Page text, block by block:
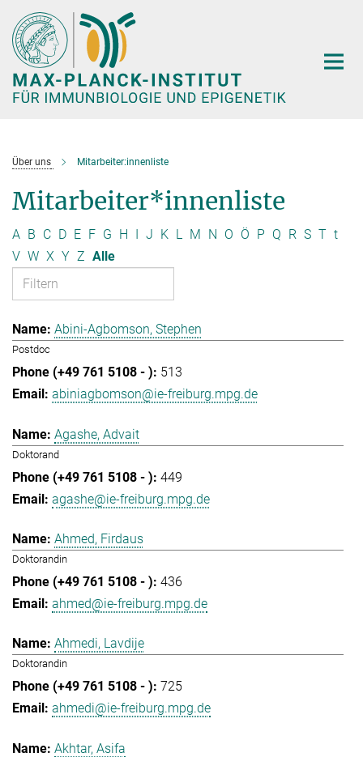
Hauptinhalt
Über uns Mitarbeiter:innenliste
Mitarbeiter*innenliste
A B C D E F G H I J K L M N O Ö P Q R S T t
V W X Y Z Alle
Abini-Agbomson, Stephen
Postdoc
513
abiniagbomson@ie-freiburg.mpg.de
Agashe, Advait
Doktorand
449
agashe@ie-freiburg.mpg.de
Ahmed, Firdaus
Doktorandin
436
ahmed@ie-freiburg.mpg.de
Ahmedi, Lavdije
Doktorandin
725
ahmedi@ie-freiburg.mpg.de
Akhtar, Asifa